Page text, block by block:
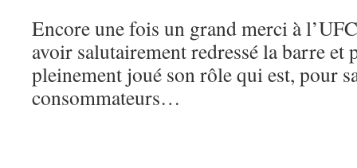
Encore une fois un grand merci à
avoir salutairement redressé la barre et
pleinement joué son rôle qui est, pour
consommateurs…